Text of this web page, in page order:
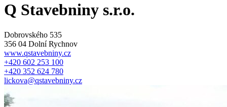
Q Stavebniny s.r.o.
Dobrovského 535
356 04 Dolní Rychnov
www.qstavebniny.cz
+420 602 253 100
+420 352 624 780
lickova@qstavebniny.cz